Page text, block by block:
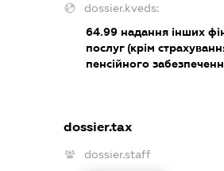
dossier.kveds:
64.99 надання інших
послуг (крім
пенсійного
dossier.tax
dossier.staff